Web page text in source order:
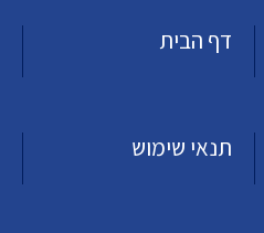
דף הבית
תנאי שימוש